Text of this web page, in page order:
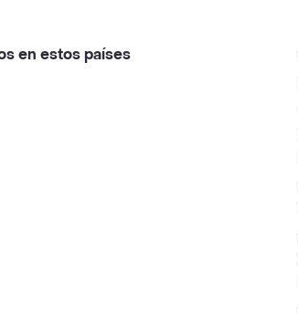
en estos países